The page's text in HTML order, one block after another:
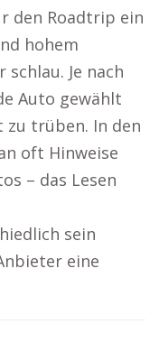
den Roadtrip ein
hohem
Je nach
Auto gewählt
zu trüben. In den
oft Hinweise
– das Lesen
sein
eine